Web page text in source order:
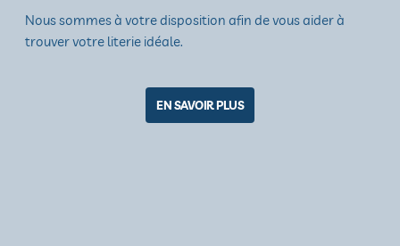
Nous sommes à votre disposition afin de vous aider à
trouver votre literie idéale.
EN SAVOIR PLUS